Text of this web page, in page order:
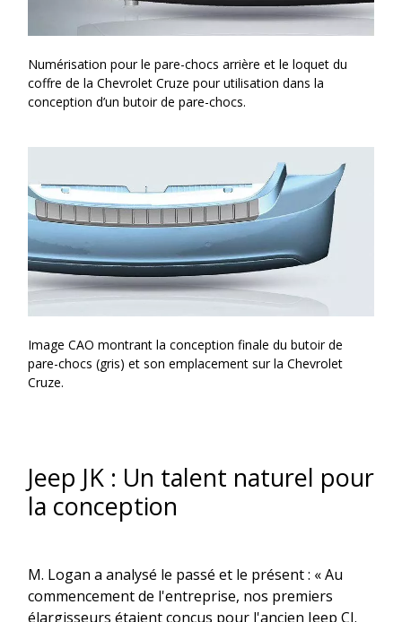
Numérisation pour le pare-chocs arrière et le loquet du
coffre de la Chevrolet Cruze pour utilisation dans la
conception d’un butoir de pare-chocs.
Image CAO montrant la conception finale du butoir de
pare-chocs (gris) et son emplacement sur la Chevrolet
Cruze.
Jeep JK : Un talent naturel pour
la conception
M. Logan a analysé le passé et le présent : « Au
commencement de l'entreprise, nos premiers
élargisseurs étaient conçus pour l'ancien Jeep CJ.